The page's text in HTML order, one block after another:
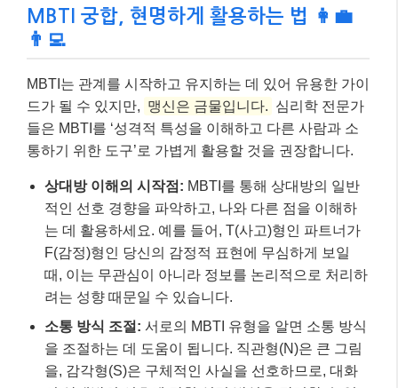
MBTI 궁합, 현명하게 활용하는 법 👩‍💼
👨‍💻
MBTI는 관계를 시작하고 유지하는 데 있어 유용한 가이
드가 될 수 있지만, 맹신은 금물입니다. 심리학 전문가
들은 MBTI를 ‘성격적 특성을 이해하고 다른 사람과 소
통하기 위한 도구’로 가볍게 활용할 것을 권장합니다.
상대방 이해의 시작점: MBTI를 통해 상대방의 일반
적인 선호 경향을 파악하고, 나와 다른 점을 이해하
는 데 활용하세요. 예를 들어, T(사고)형인 파트너가
F(감정)형인 당신의 감정적 표현에 무심하게 보일
때, 이는 무관심이 아니라 정보를 논리적으로 처리하
려는 성향 때문일 수 있습니다.
소통 방식 조절: 서로의 MBTI 유형을 알면 소통 방식
을 조절하는 데 도움이 됩니다. 직관형(N)은 큰 그림
을, 감각형(S)은 구체적인 사실을 선호하므로, 대화